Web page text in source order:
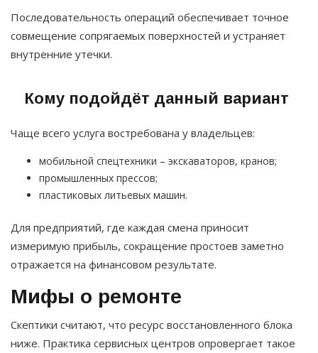
Последовательность операций обеспечивает точное
совмещение сопрягаемых поверхностей и устраняет
внутренние утечки.
Кому подойдёт данный вариант
Чаще всего услуга востребована у владельцев:
мобильной спецтехники – экскаваторов, кранов;
промышленных прессов;
пластиковых литьевых машин.
Для предприятий, где каждая смена приносит
измеримую прибыль, сокращение простоев заметно
отражается на финансовом результате.
Мифы о ремонте
Скептики считают, что ресурс восстановленного блока
ниже. Практика сервисных центров опровергает такое